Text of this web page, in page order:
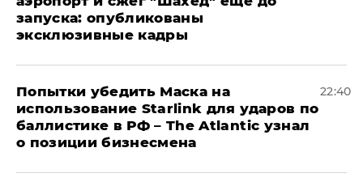
запуска: опубликованы
эксклюзивные кадры
Попытки убедить Маска на
использование Starlink для ударов по
баллистике в РФ – The Atlantic узнал
о позиции бизнесмена
22:40